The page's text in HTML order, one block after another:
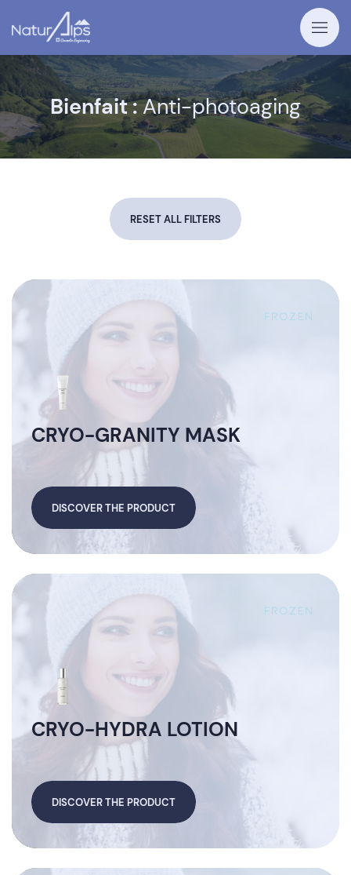
Bienfait :Anti-photoaging
RESET ALL FILTERS
CRYO-GRANITY MASK
DISCOVER THE PRODUCT
CRYO-HYDRA LOTION
DISCOVER THE PRODUCT